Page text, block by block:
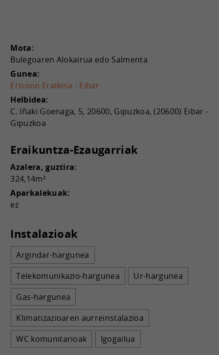
Mota:
Bulegoaren Alokairua edo Salmenta
Gunea:
Erisono Eraikina - Eibar
Helbidea:
C. Iñaki Goenaga, 5, 20600, Gipuzkoa, (20600) Eibar -
Gipuzkoa
Eraikuntza-Ezaugarriak
Azalera, guztira:
324,14m²
Aparkalekuak:
ez
Instalazioak
Argindar-hargunea
Telekomunikazio-hargunea
Ur-hargunea
Gas-hargunea
Klimatizazioaren aurreinstalazioa
WC komunitarioak
Igogailua